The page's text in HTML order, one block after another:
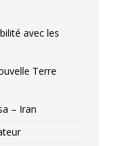
avec les
Terre
– Iran